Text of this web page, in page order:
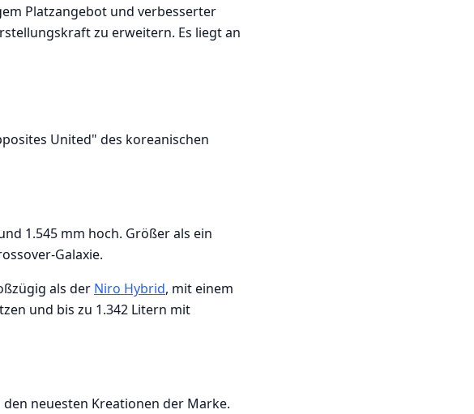
Platzangebot und verbesserter
zu erweitern. Es liegt an
United" des koreanischen
1.545 mm hoch. Größer als ein
Galaxie.
als der Niro Hybrid, mit einem
und bis zu 1.342 Litern mit
neuesten Kreationen der Marke.